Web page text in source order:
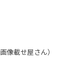
像載せ屋さん）